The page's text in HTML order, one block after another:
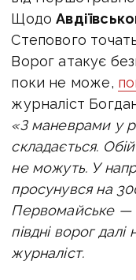
Щодо
Степового
Ворог атакує
поки не може,
журналіст
«З маневрами у
складається.
не можуть. У
просунувся на
Первомайське —
півдні ворог
журналіст.